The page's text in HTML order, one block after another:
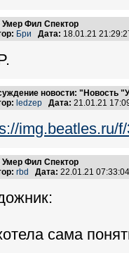
Умер Фил Спектор
Бри Дата: 18.01.21
новости: "Новость
ledzep Дата: 21.01.21
img.beatles.ru/
Умер Фил Спектор
rbd Дата: 22.01.21
сама